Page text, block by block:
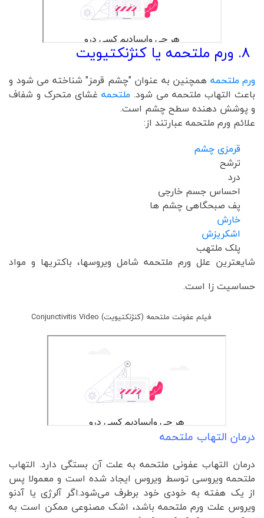
ورم ملتحمه همچنین به عنوان "چشم قرمز" شناخته می شود و
باعث التهاب ملتحمه می شود. ملتحمه غشای متحرک و شفاف
و پوشش دهنده سطح چشم است.
علائم ورم ملتحمه عبارتند از:
قرمزی چشم
ترشح
درد
احساس جسم خارجی
پف صبحگاهی چشم ها
خارش
اشکریزش
پلک ملتهب
شایعترین علل ورم ملتحمه شامل ویروسها، باکتریها و مواد
حساسیت زا است.
فیلم عفونت ملتحمه (کنژنکتیویت) Conjunctivitis Video
درمان التهاب ملتحمه
درمان التهاب عفونی ملتحمه به علت آن بستگی دارد. التهاب
ملتحمه ویروسی توسط ویروس ایجاد شده است و معمولا پس
از یک هفته به خودی خود برطرف می‌شود.اگر آلرژی یا آدنو
ویروس علت ورم ملتحمه باشد، اشک مصنوعی ممکن است به